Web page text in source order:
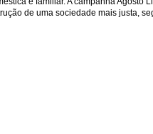
de uma sociedade mais justa,